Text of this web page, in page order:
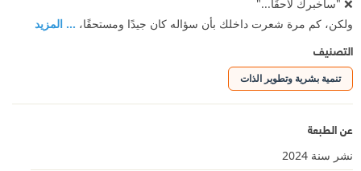
❌ "سأخبرك لاحقًا..."
ولكن، كم مرة شعرت داخلك بأن سؤاله كان جيدًا ومستحقًا، ... المزيد
التصنيف
تنمية بشرية وتطوير الذات
عن الطبعة
نشر سنة 2024